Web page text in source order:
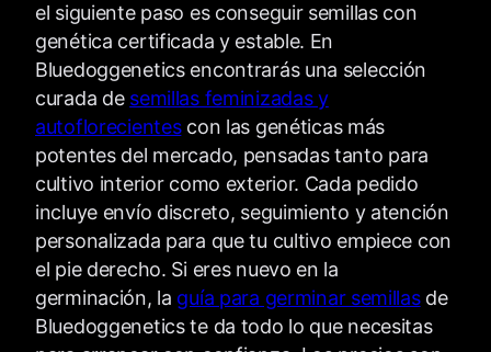
el siguiente paso es conseguir semillas con
genética certificada y estable. En
Bluedoggenetics encontrarás una selección
curada de semillas feminizadas y
autoflorecientescon las genéticas más
potentes del mercado, pensadas tanto para
cultivo interior como exterior. Cada pedido
incluye envío discreto, seguimiento y atención
personalizada para que tu cultivo empiece con
el pie derecho. Si eres nuevo en la
germinación, la guía para germinar semillasde
Bluedoggenetics te da todo lo que necesitas